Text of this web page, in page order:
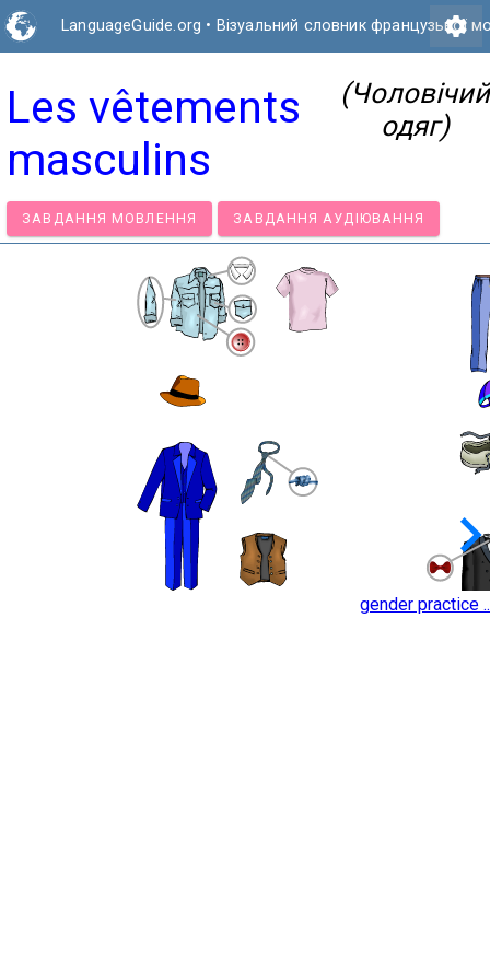
LanguageGuide.org • Візуальний словник французької
settings
Les vêtements
masculins
(Чоловічий
одяг)
ЗАВДАННЯ МОВЛЕННЯ ЗАВДАННЯ АУДІЮВАННЯ
gender practice ..